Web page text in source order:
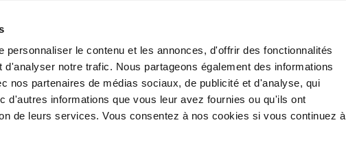
personnaliser le contenu et les annonces, d'offrir des fonctionnalités
notre trafic. Nous partageons également des informations
nos partenaires de médias sociaux, de publicité et d'analyse, qui
d'autres informations que vous leur avez fournies ou qu'ils ont
de leurs services. Vous consentez à nos cookies si vous continuez à